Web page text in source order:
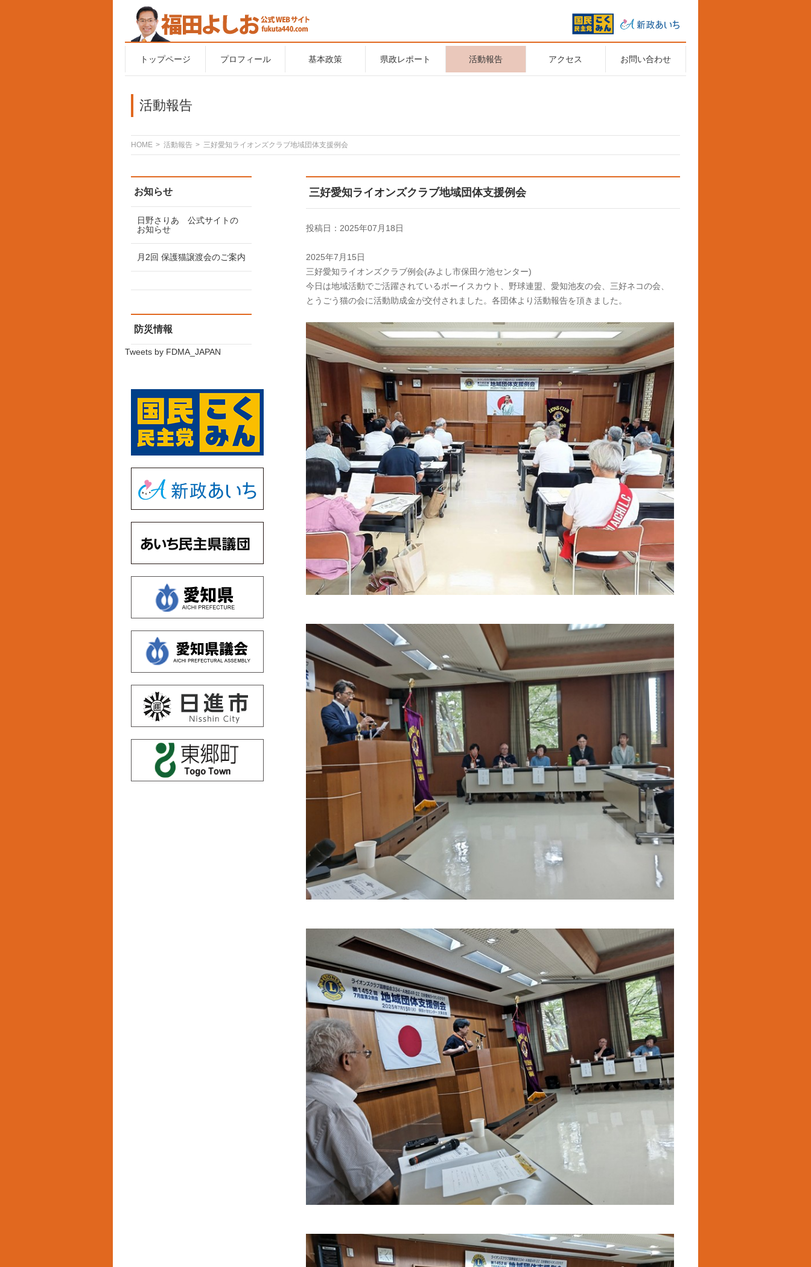
トップページ プロフィール 基本政策 県政レポート 活動報告 アクセス お問い合わせ
活動報告
HOME 活動報告 三好愛知ライオンズクラブ地域団体支援例会
三好愛知ライオンズクラブ地域団体支援例会
投稿日：2025年07月18日
2025年7月15日
三好愛知ライオンズクラブ例会(みよし市保田ケ池センター)
今日は地域活動でご活躍されているボーイスカウト、野球連盟、愛知池友の会、三好ネコの会、
とうごう猫の会に活動助成金が交付されました。各団体より活動報告を頂きました。
お知らせ
防災情報
Tweets by FDMA_JAPAN